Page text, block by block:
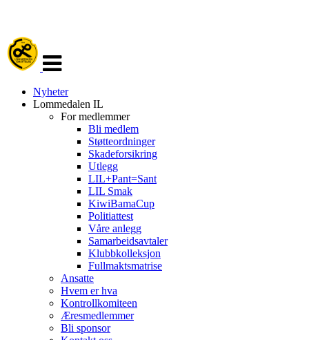
navigasjon
Nyheter
Lommedalen IL
For medlemmer
Bli medlem
Støtteordninger
Skadeforsikring
Utlegg
LIL+Pant=Sant
LIL Smak
KiwiBamaCup
Politiattest
Våre anlegg
Samarbeidsavtaler
Klubbkolleksjon
Fullmaktsmatrise
Ansatte
Hvem er hva
Kontrollkomiteen
Æresmedlemmer
Bli sponsor